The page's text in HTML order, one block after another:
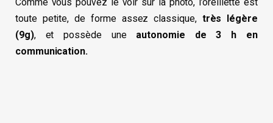
toute petite, de forme assez classique,très légère
(9g), et possède une autonomie de 3 h en
communication.